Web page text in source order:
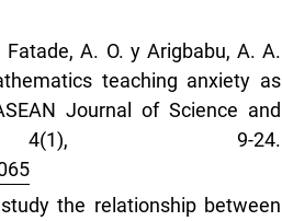
A. O. y Arigbabu, A. A.
teaching anxiety as
Journal of Science and
4(1), 9-24.
the relationship between